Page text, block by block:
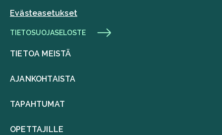
Evästeasetukset
TIETOSUOJASELOSTE
TIETOA MEISTÄ
AJANKOHTAISTA
TAPAHTUMAT
OPETTAJILLE